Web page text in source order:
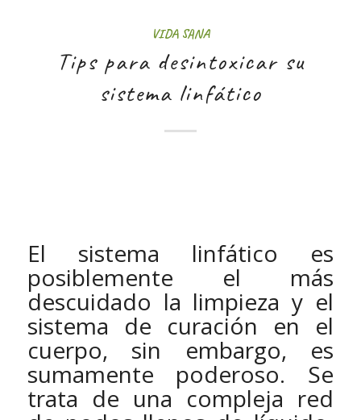
VIDA SANA
Tips para desintoxicar su
sistema linfático
El sistema linfático es
posiblemente el más
descuidado la limpieza y el
sistema de curación en el
cuerpo, sin embargo, es
sumamente poderoso. Se
trata de una compleja red